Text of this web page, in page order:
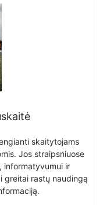
skaitytojams
Jos straipsniuose
informatyvumui ir
greitai rastų naudingą